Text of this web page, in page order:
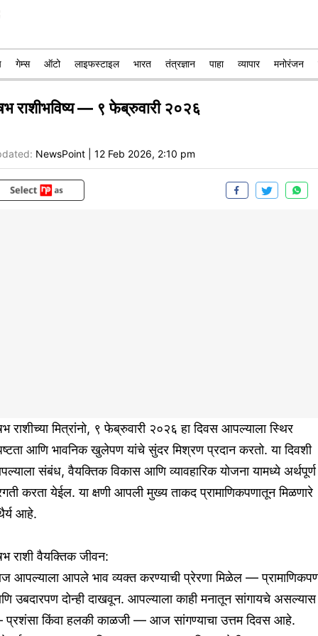
गेम्स ऑटो लाइफस्टाइल भारत तंत्रज्ञान पाहा व्यापार मनोरंजन
राशीभविष्य — ९ फेब्रुवारी २०२६
NewsPoint 12 Feb 2026, 2:10 pm
राशीच्या मित्रांनो, ९ फेब्रुवारी २०२६ हा दिवस आपल्याला स्थिर
आणि भावनिक खुलेपण यांचे सुंदर मिश्रण प्रदान करतो. या दिवशी
संबंध, वैयक्तिक विकास आणि व्यावहारिक योजना यामध्ये अर्थपूर्ण
करता येईल. या क्षणी आपली मुख्य ताकद प्रामाणिकपणातून मिळणारे
आहे.
राशी वैयक्तिक जीवन:
आपल्याला आपले भाव व्यक्त करण्याची प्रेरणा मिळेल —
उबदारपण दोन्ही दाखवून. आपल्याला काही मनातून सांगायचे असल्यास
किंवा हलकी काळजी — आज सांगण्याचा उत्तम दिवस आहे.